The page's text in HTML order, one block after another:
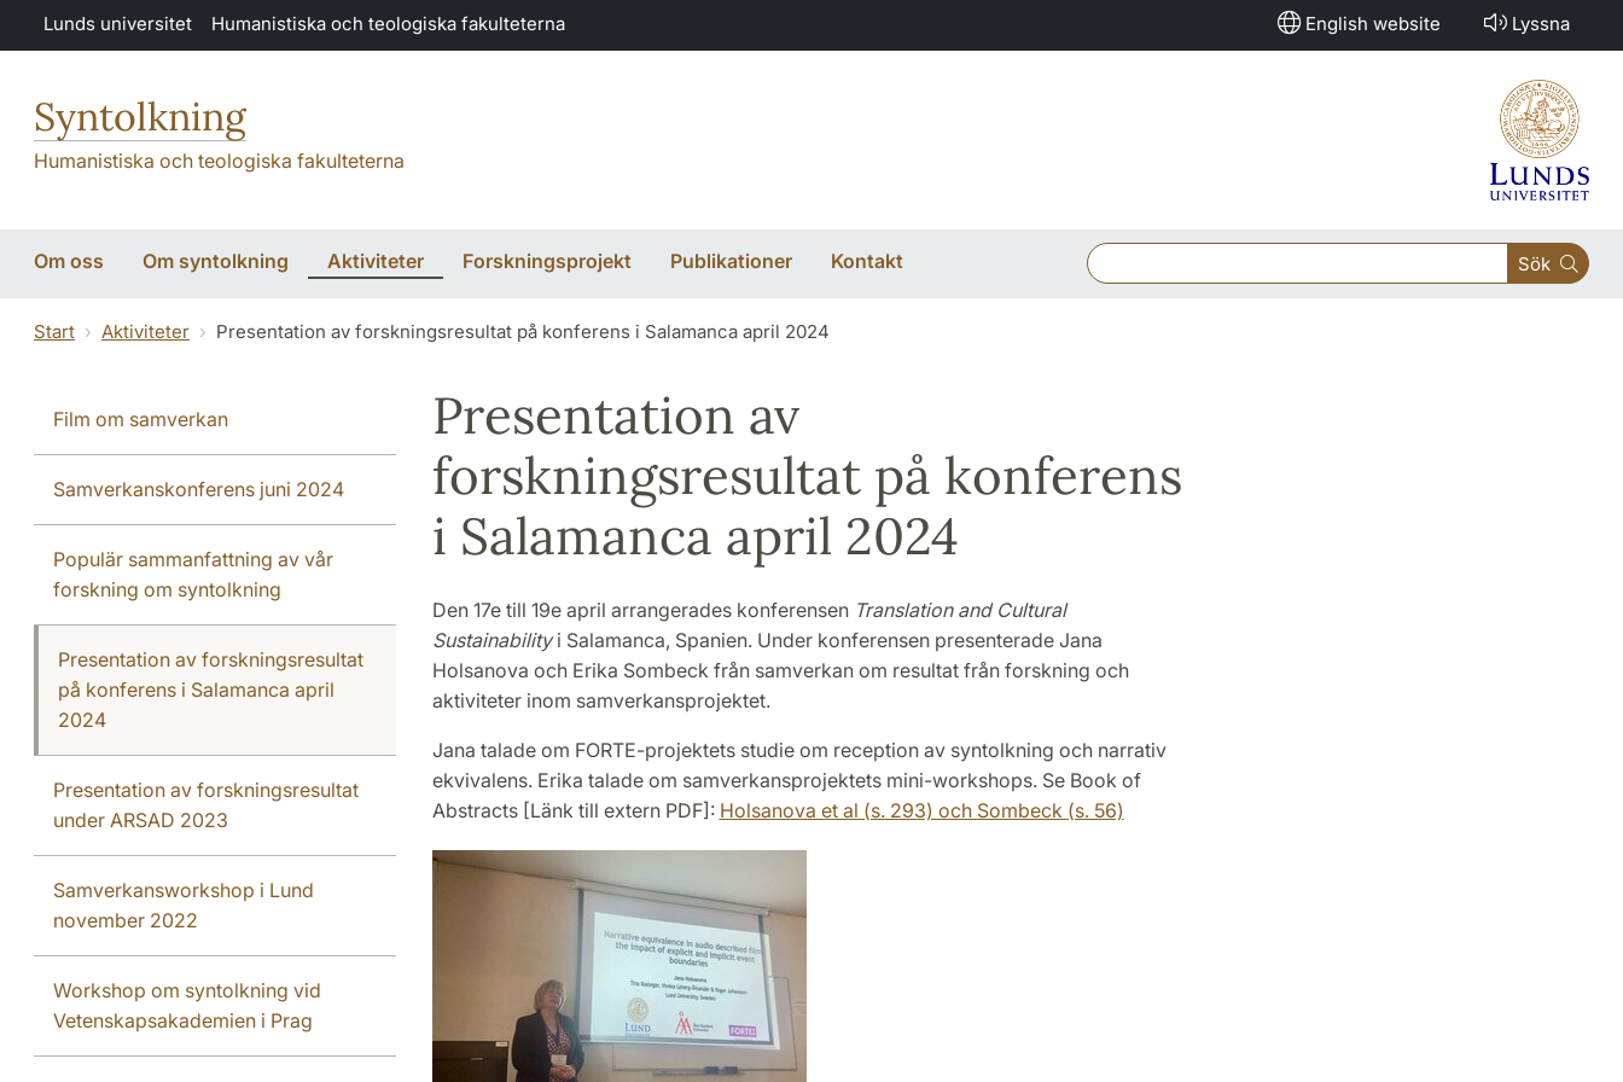
Hoppa till huvudinnehåll
Lunds universitet Humanistiska och teologiska fakulteterna English website Lyssna
Syntolkning
Humanistiska och teologiska fakulteterna
Om oss Om syntolkning Aktiviteter Forskningsprojekt Publikationer Kontakt Sök
Start Aktiviteter Presentation av forskningsresultat på konferens i Salamanca april 2024
Film om samverkan
Samverkanskonferens juni 2024
Populär sammanfattning av vår
forskning om syntolkning
Presentation av forskningsresultat
på konferens i Salamanca april
2024
Presentation av forskningsresultat
under ARSAD 2023
Samverkansworkshop i Lund
november 2022
Workshop om syntolkning vid
Vetenskapsakademien i Prag
Presentation av
forskningsresultat på konferens
i Salamanca april 2024
Den 17e till 19e april arrangerades konferensen Translation and Cultural
Sustainabilityi Salamanca, Spanien. Under konferensen presenterade Jana
Holsanova och Erika Sombeck från samverkan om resultat från forskning och
aktiviteter inom samverkansprojektet.
Jana talade om FORTE-projektets studie om reception av syntolkning och narrativ
ekvivalens. Erika talade om samverkansprojektets mini-workshops. Se Book of
Abstracts [Länk till extern PDF]: Holsanova et al (s. 293) och Sombeck (s. 56)